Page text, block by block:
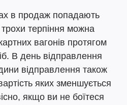
в продаж попадають
терпіння можна
вагонів протягом
В день відправлення
відправлення також
яких зменшується
якщо ви не боїтеся